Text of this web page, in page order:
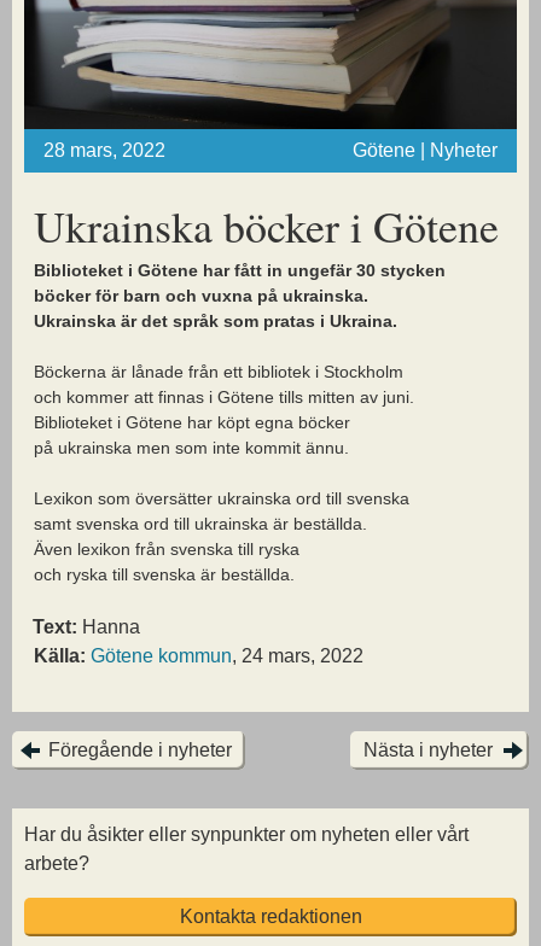
28 mars, 2022 Götene | Nyheter
Ukrainska böcker i Götene
Biblioteket i Götene har fått in ungefär 30 stycken
böcker för barn och vuxna på ukrainska.
Ukrainska är det språk som pratas i Ukraina.
Böckerna är lånade från ett bibliotek i Stockholm
och kommer att finnas i Götene tills mitten av juni.
Biblioteket i Götene har köpt egna böcker
på ukrainska men som inte kommit ännu.
Lexikon som översätter ukrainska ord till svenska
samt svenska ord till ukrainska är beställda.
Även lexikon från svenska till ryska
och ryska till svenska är beställda.
Text: Hanna
Källa: Götene kommun, 24 mars, 2022
Föregående i nyheter Nästa i nyheter
Har du åsikter eller synpunkter om nyheten eller vårt
arbete?
Kontakta redaktionen